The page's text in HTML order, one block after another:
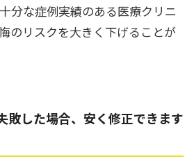
分な症例実績のある医療クリニ
のリスクを大きく下げることが
敗した場合、安く修正できます